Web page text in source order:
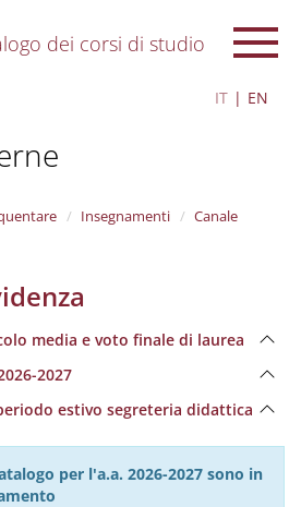
dei corsi di studio
IT EN
Insegnamenti
Canale
media e voto finale di laurea
2027
estivo segreteria didattica
per l'a.a. 2026-2027 sono in